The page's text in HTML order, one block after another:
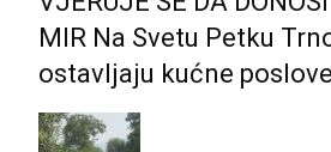
MIR Na Svetu Petku
ostavljaju kućne